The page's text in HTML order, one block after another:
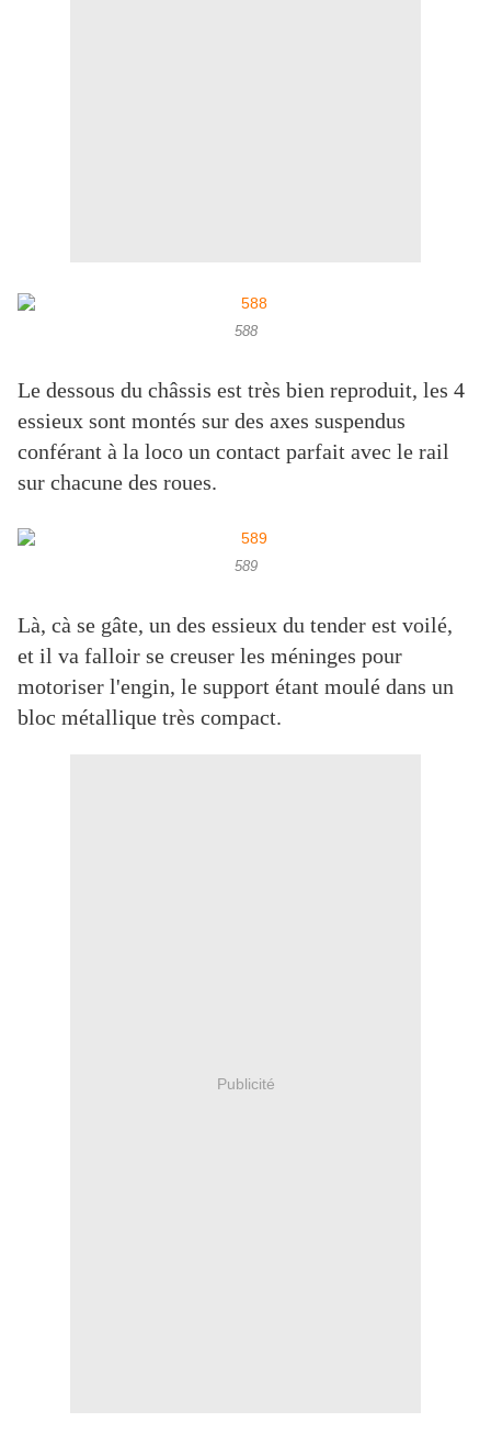
588
Le dessous du châssis est très bien reproduit, les 4
essieux sont montés sur des axes suspendus
conférant à la loco un contact parfait avec le rail
sur chacune des roues.
589
Là, cà se gâte, un des essieux du tender est voilé,
et il va falloir se creuser les méninges pour
motoriser l'engin, le support étant moulé dans un
bloc métallique très compact.
Publicité